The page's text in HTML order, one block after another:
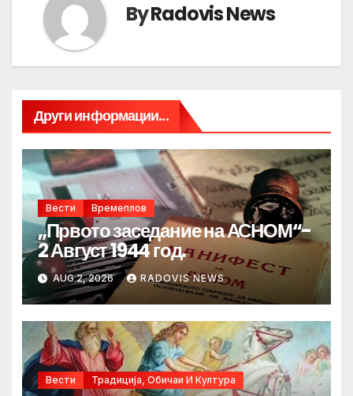
ByRadovis News
Други информации...
Вести Времеплов
„Првото заседание на АСНОМ“-
2 Август 1944 год.
AUG 2, 2026 RADOVIS NEWS
Вести Традиција, Обичаи И Култура